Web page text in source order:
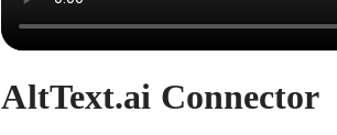
AltText.ai Connector